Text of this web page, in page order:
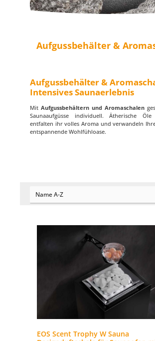
Aufgussbehälter &
Aufgussbehälter &
Intensives Saunaerlebnis
Mit Aufgussbehältern und Aromaschalen
Saunaaufgüsse individuell. Ätherische
entfalten ihr volles Aroma und verwandeln
entspannende Wohlfühloase.
EOS Scent Trophy W Sauna